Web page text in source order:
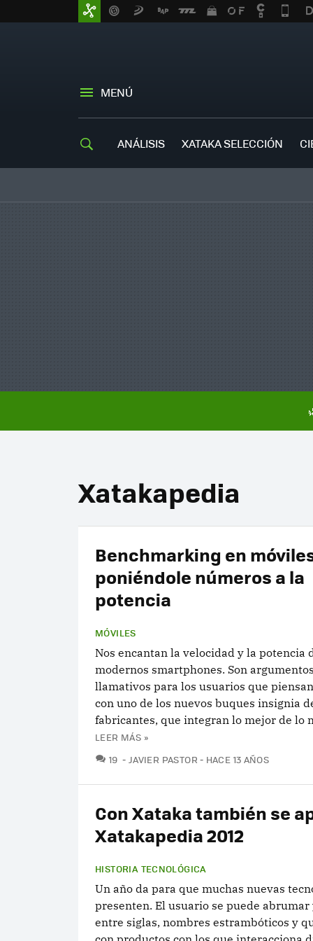
MENÚ
ANÁLISIS XATAKA SELECCIÓN
Xatakapedia
Benchmarking en
poniéndole números a la
potencia
MÓVILES
Nos encantan la velocidad y la potencia
modernos smartphones. Son
llamativos para los usuarios que
con uno de los nuevos buques insignia
fabricantes, que integran lo mejor de lo
LEER MÁS »
19 COMENTARIOS
JAVIER PASTOR HACE 13 AÑOS
Con Xataka también se
Xatakapedia 2012
HISTORIA TECNOLÓGICA
Un año da para que muchas nuevas
presenten. El usuario se puede
entre siglas, nombres estrambóticos y